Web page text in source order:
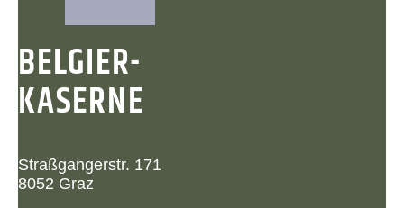
BELGIER-
KASERNE
Straßgangerstr. 171
8052 Graz